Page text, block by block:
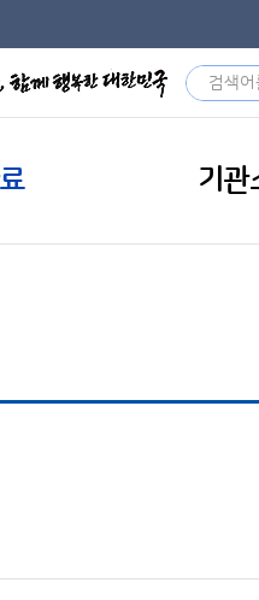
기관